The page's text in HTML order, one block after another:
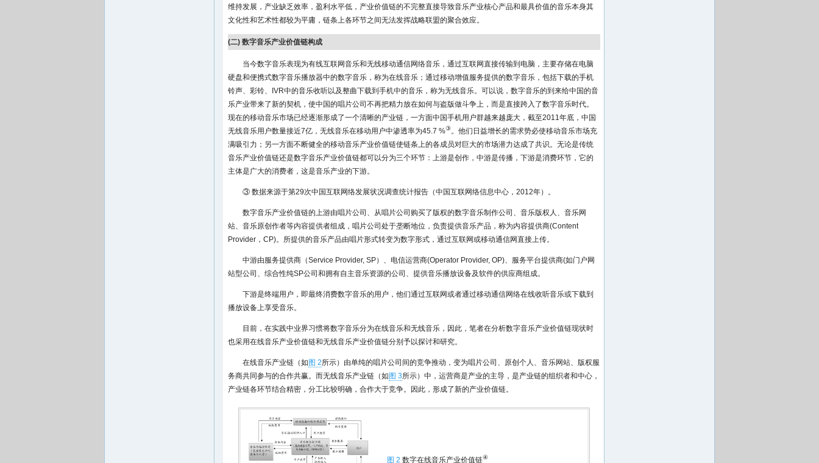
维持发展，产业缺乏效率，盈利水平低，产业价值链的不完整直接导致音乐产业核心产品和最具价值的音乐本身其
文化性和艺术性都较为平庸，链条上各环节之间无法发挥战略联盟的聚合效应。
(二) 数字音乐产业价值链构成
当今数字音乐表现为有线互联网音乐和无线移动通信网络音乐，通过互联网直接传输到电脑，主要存储在电脑
硬盘和便携式数字音乐播放器中的数字音乐，称为在线音乐；通过移动增值服务提供的数字音乐，包括下载的手机
铃声、彩铃、IVR中的音乐收听以及整曲下载到手机中的音乐，称为无线音乐。可以说，数字音乐的到来给中国的音
乐产业带来了新的契机，使中国的唱片公司不再把精力放在如何与盗版做斗争上，而是直接跨入了数字音乐时代。
现在的移动音乐市场已经逐渐形成了一个清晰的产业链，一方面中国手机用户群越来越庞大，截至2011年底，中国
无线音乐用户数量接近7亿，无线音乐在移动用户中渗透率为45.7 %③。他们日益增长的需求势必使移动音乐市场充
满吸引力；另一方面不断健全的移动音乐产业价值链使链条上的各成员对巨大的市场潜力达成了共识。无论是传统
音乐产业价值链还是数字音乐产业价值链都可以分为三个环节：上游是创作，中游是传播，下游是消费环节，它的
主体是广大的消费者，这是音乐产业的下游。
③ 数据来源于第29次中国互联网络发展状况调查统计报告（中国互联网络信息中心，2012年）。
数字音乐产业价值链的上游由唱片公司、从唱片公司购买了版权的数字音乐制作公司、音乐版权人、音乐网
站、音乐原创作者等内容提供者组成，唱片公司处于垄断地位，负责提供音乐产品，称为内容提供商(Content
Provider，CP)。所提供的音乐产品由唱片形式转变为数字形式，通过互联网或移动通信网直接上传。
中游由服务提供商（Service Provider, SP）、电信运营商(Operator Provider, OP)、服务平台提供商(如门户网
站型公司、综合性纯SP公司和拥有自主音乐资源的公司、提供音乐播放设备及软件的供应商组成。
下游是终端用户，即最终消费数字音乐的用户，他们通过互联网或者通过移动通信网络在线收听音乐或下载到
播放设备上享受音乐。
目前，在实践中业界习惯将数字音乐分为在线音乐和无线音乐，因此，笔者在分析数字音乐产业价值链现状时
也采用在线音乐产业价值链和无线音乐产业价值链分别予以探讨和研究。
在线音乐产业链（如 图 2所示）由单纯的唱片公司间的竞争推动，变为唱片公司、原创个人、音乐网站、版权服
务商共同参与的合作共赢。而无线音乐产业链（如 图 3所示）中，运营商是产业的主导，是产业链的组织者和中心，
产业链各环节结合精密，分工比较明确，合作大于竞争。因此，形成了新的产业价值链。
图 2 数字在线音乐产业价值链④